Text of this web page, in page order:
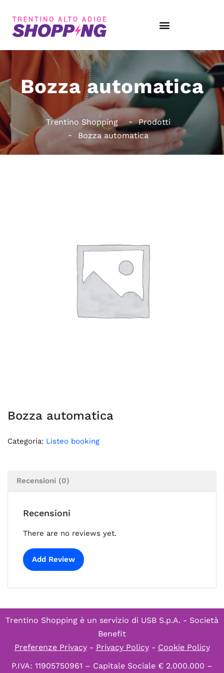
Bozza automatica
Trentino Shopping
Prodotti
Bozza automatica
Bozza automatica
Categoria: Listeo booking
Recensioni (0)
Recensioni
There are no reviews yet.
Add Review
Trentino Shopping è un servizio di USB S.p.A. - Società
Benefit
Preferenze Privacy- Privacy Policy- Cookie Policy
P.IVA: 11905750961 – Capitale Sociale € 2.000.000 –